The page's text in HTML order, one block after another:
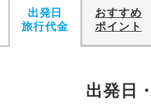
出発日
旅行代金
おすすめ
ポイント
出発日